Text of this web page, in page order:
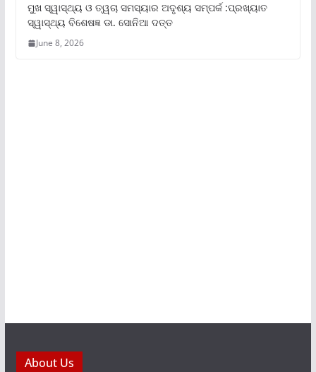
ମୁଖ ସ୍ୱାସ୍ଥ୍ୟ ଓ ତ୍ୱଚା ସମସ୍ୟାର ଅଦୃଶ୍ୟ ସମ୍ପର୍କ :ପ୍ରଖ୍ୟାତ
ସ୍ୱାସ୍ଥ୍ୟ ବିଶେଷଜ୍ଞ ଡା. ସୋନିଆ ଦତ୍ତ
June 8, 2026
About Us